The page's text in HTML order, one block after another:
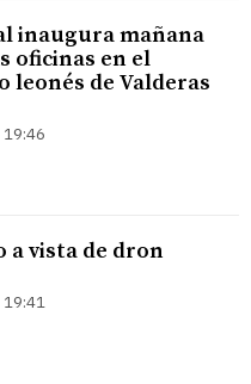
inaugura mañana
oficinas en el
leonés de Valderas
a vista de dron